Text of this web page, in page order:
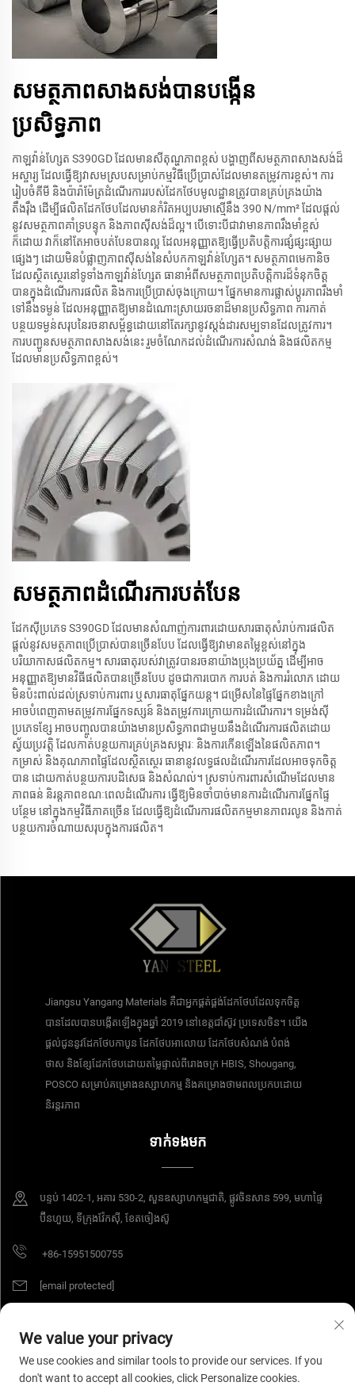
សមត្ថភាព​សាងសង់​បាន​បង្កើន​
ប្រសិទ្ធភាព
កាឡវ៉ាន់ហ្សែត S390GD ដែលមានសីតុណ្ហភាពខ្ពស់ បង្ហាញពីសមត្ថភាពសាងសង់ដ៏
អស្ចារ្យ ដែលធ្វើឱ្យវាសមស្របសម្រាប់កម្មវិធីប្រើប្រាស់ដែលមានតម្រូវការខ្ពស់។ ការ
រៀបចំគីមី និងប៉ារ៉ាម៉ែត្រដំណើរការរបស់ដែកថែបមូលដ្ឋានត្រូវបានគ្រប់គ្រងយ៉ាង
តឹងរ៉ឹង ដើម្បីផលិតដែកថែបដែលមានកំរិតអប្បបរមាស្មើនឹង 390 N/mm² ដែលផ្តល់
នូវសមត្ថភាពគាំទ្របន្ទុក និងភាពស៊ីសង់ដ៏ល្អ។ បើទោះបីជាវាមានភាពរឹងមាំខ្ពស់
ក៏ដោយ វាក៏នៅតែអាចបត់បែនបានល្អ ដែលអនុញ្ញាតឱ្យធ្វើប្រតិបត្តិការផ្សំផ្សះផ្សាយ
ផ្សេងៗ ដោយមិនបំផ្លាញភាពស៊ីសង់នៃសំបកកាឡវ៉ាន់ហ្សែត។ សមត្ថភាពមេកានិច
ដែលស្ថិតស្ថេរនៅទូទាំងកាឡវ៉ាន់ហ្សែត ធានាអំពីសមត្ថភាពប្រតិបត្តិការដ៏ទំនុកចិត្ត
បានក្នុងដំណើរការផលិត និងការប្រើប្រាស់ចុងក្រោយ។ ផ្នែកមានការផ្លាស់ប្តូរភាពរឹងមាំ
ទៅនឹងទម្ងន់ ដែលអនុញ្ញាតឱ្យមានដំណោះស្រាយរចនាដ៏មានប្រសិទ្ធភាព ការកាត់
បន្ថយទម្ងន់សរុបនៃរចនាសម្ព័ន្ធដោយនៅតែរក្សានូវស្តង់ដារសម្បទានដែលត្រូវការ។
ការបញ្ជូនសមត្ថភាពសាងសង់នេះ រួមចំណែកដល់ដំណើរការសំណង់ និងផលិតកម្ម
ដែលមានប្រសិទ្ធភាពខ្ពស់។
សមត្ថភាព​ដំណើរការ​បត់​បែន
ដែកស៊ីប្រភេទ S390GD ដែលមានសំណាញ់ការពារដោយសារធាតុសំរាប់ការផលិត
ផ្តល់នូវសមត្ថភាពប្រើប្រាស់បានច្រើនបែប ដែលធ្វើឱ្យវាមានតម្លៃខ្ពស់នៅក្នុង
បរិយាកាសផលិតកម្ម។ សារធាតុរបស់វាត្រូវបានរចនាយ៉ាងប្រុងប្រយ័ត្ន ដើម្បីអាច
អនុញ្ញាតឱ្យមានវិធីផលិតបានច្រើនបែប ដូចជាការបោក ការបត់ និងការរំលោភ ដោយ
មិនប៉ះពាល់ដល់ស្រទាប់ការពារ ឬសារធាតុផ្នែកយន្ត។ ជម្រើសនៃផ្ទៃផ្នែកខាងក្រៅ
អាចបំពេញតាមតម្រូវការផ្នែកទស្សន៍ និងតម្រូវការក្រោយការដំណើរការ។ ទម្រង់ស៊ី
ប្រភេទខ្សែ អាចបញ្ចូលបានយ៉ាងមានប្រសិទ្ធភាពជាមួយនឹងដំណើរការផលិតដោយ
ស្វ័យប្រវត្តិ ដែលកាត់បន្ថយការគ្រប់គ្រងសម្ភារៈ និងការកើនឡើងនៃផលិតភាព។
កម្រាស់ និងគុណភាពផ្ទៃដែលស្ថិតស្ថេរ ធានានូវលទ្ធផលដំណើរការដែលអាចទុកចិត្ត
បាន ដោយកាត់បន្ថយការបដិសេធ និងសំណល់។ ស្រទាប់ការពារសំណើមដែលមាន
ភាពធន់ និរន្តភាពខណៈពេលដំណើរការ ធ្វើឱ្យមិនចាំបាច់មានការដំណើរការផ្នែកផ្ទៃ
បន្ថែម នៅក្នុងកម្មវិធីភាគច្រើន ដែលធ្វើឱ្យដំណើរការផលិតកម្មមានភាពរលូន និងកាត់
បន្ថយការចំណាយសរុបក្នុងការផលិត។
Jiangsu Yangang Materials គឺជាអ្នកផ្គត់ផ្គង់ដែកថែបដែលទុកចិត្ត
បានដែលបានបង្កើតឡើងក្នុងឆ្នាំ 2019 នៅខេត្តជាំស៊ូវ ប្រទេសចិន។ យើង
ផ្តល់ជូននូវដែកថែបកាបូន ដែកថែបអាលោយ ដែកថែបសំណង់ បំពង់
ថាស និងខ្សែដែកថែបដោយតម្លៃផ្ទាល់ពីរោងចក្រ HBIS, Shougang,
POSCO សម្រាប់គម្រោងឧស្សាហកម្ម និងគម្រោងថាមពលប្រកបដោយ
និរន្តរភាព
ទាក់ទងមក
បន្ទប់​ 1402-1, អគារ 530-2, សួនឧស្សាហកម្មជាតិ, ផ្លូវចិនសាន 599, មហាផ្ទៃ
ប៊ីនហួយ, ទីក្រុងវ៉ែកស៊ី, ខែតចៀងស៊ូ
+86-15951500755
[email protected]
ការពារដោយរក្សាសិទ្ធិ © ឆ្នាំ 2025 ក្រុមហ៊ុន អាយអេសប៊ី វ៉ាយរ៉េ ម៉ាទៀរស៍ ខូអិលធីឌី។ រក្សាសិទ្ធិ
គ្រប់យ៉ាង។ គោលការណ៍ឯកជន
We value your privacy
We use cookies and similar tools to provide our services. If you
don't want to accept all cookies, click Personalize cookies.